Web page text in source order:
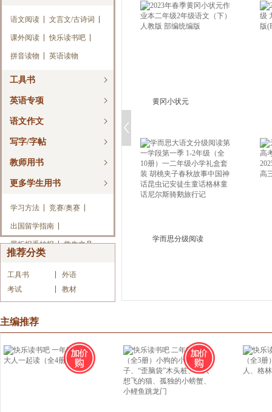
语文阅读 文言文/古诗词
课外阅读 快乐读书吧
拼音读物 英语读物
工具书
英语专项
语文作文
写字/字帖
教师用书
更多学生用书
学习方法 竞赛/奥赛
出国留学指南
黑板报手抄报 学生文具
推荐分类
工具书
外语
考试
教材
黄冈小状元
学而思分级阅读
主编推荐